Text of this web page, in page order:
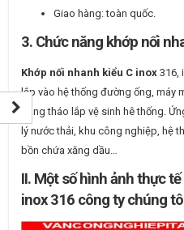
Giao hàng: toàn quốc.
3. Chức năng khớp nối
Khớp nối nhanh kiểu C inox 316,
lắp vào hệ thống đường ống, máy
dàng tháo lắp vệ sinh hê thống.
lý nước thải, khu công nghiệp, hệ
bồn chứa xăng dầu…
II. Một số hình ảnh thực
inox 316 công ty chúng